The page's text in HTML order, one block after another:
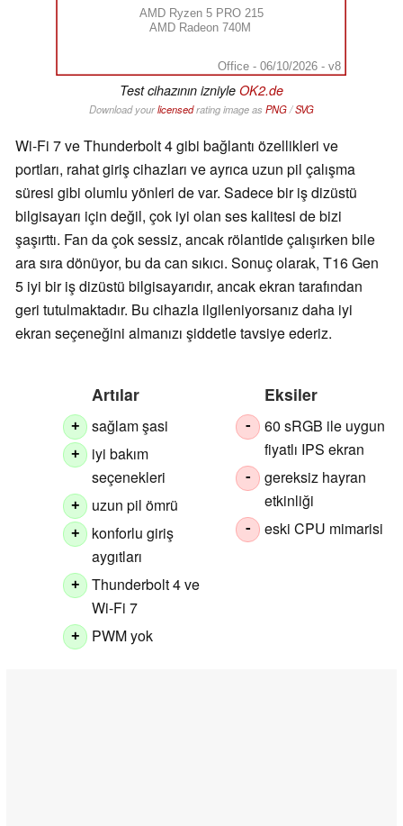
AMD Ryzen 5 PRO 215
AMD Radeon 740M
Office - 06/10/2026 - v8
Test cihazının izniyle OK2.de
Download yourlicensedrating image as PNG/SVG
Wi-Fi 7 ve Thunderbolt 4 gibi bağlantı özellikleri ve
portları, rahat giriş cihazları ve ayrıca uzun pil çalışma
süresi gibi olumlu yönleri de var. Sadece bir iş dizüstü
bilgisayarı için değil, çok iyi olan ses kalitesi de bizi
şaşırttı. Fan da çok sessiz, ancak rölantide çalışırken bile
ara sıra dönüyor, bu da can sıkıcı. Sonuç olarak, T16 Gen
5 iyi bir iş dizüstü bilgisayarıdır, ancak ekran tarafından
geri tutulmaktadır. Bu cihazla ilgileniyorsanız daha iyi
ekran seçeneğini almanızı şiddetle tavsiye ederiz.
Artılar
+ sağlam şasi
+
iyi bakım
seçenekleri
+ uzun pil ömrü
+
konforlu giriş
aygıtları
+
Thunderbolt 4 ve
Wi-Fi 7
+ PWM yok
Eksiler
-
60 sRGB ile uygun
fiyatlı IPS ekran
-
gereksiz hayran
etkinliği
- eski CPU mimarisi